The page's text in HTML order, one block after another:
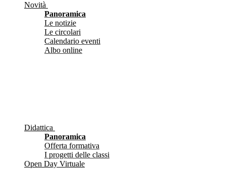
Novità
Panoramica
Le notizie
Le circolari
Calendario eventi
Albo online
Didattica
Panoramica
Offerta formativa
I progetti delle classi
Open Day Virtuale